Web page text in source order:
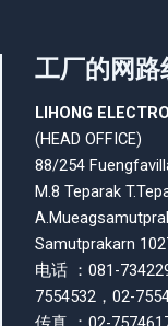
工厂的网
LIHONG
(HEAD OFFICE)
88/254
M.8 Teparak T.
Samutprakarn
电话 ：081-
7554532，02-